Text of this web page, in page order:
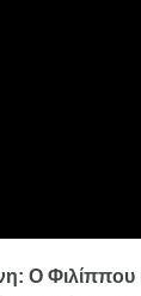
Ο Φιλίππου